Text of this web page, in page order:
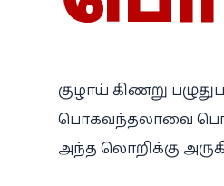
குழாய் கிணறு
பொகவந்தலாவை
அந்த லொறிக்கு